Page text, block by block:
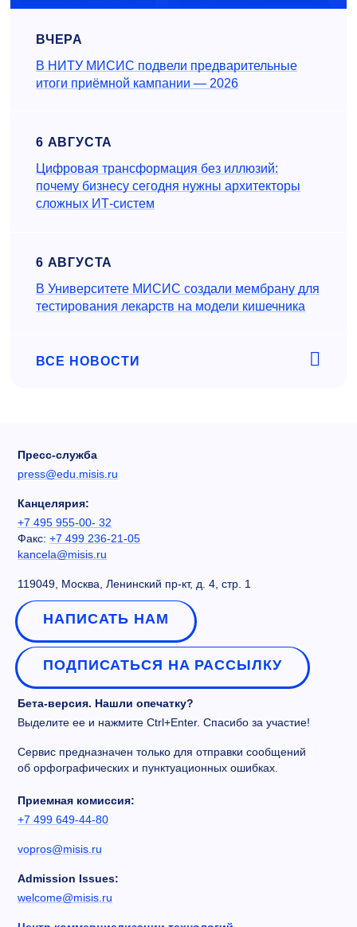
ВЧЕРА
В НИТУ МИСИС подвели предварительные
итоги приёмной кампании — 2026
6 АВГУСТА
Цифровая трансформация без иллюзий:
почему бизнесу сегодня нужны архитекторы
сложных ИТ-систем
6 АВГУСТА
В Университете МИСИС создали мембрану для
тестирования лекарств на модели кишечника
ВСЕ НОВОСТИ
Пресс-служба
press@edu.misis.ru
Канцелярия:
+7 495 955-00- 32
Факс: +7 499 236-21-05
kancela@misis.ru
119049, Москва, Ленинский пр-кт, д. 4, стр. 1
НАПИСАТЬ НАМ
ПОДПИСАТЬСЯ НА РАССЫЛКУ
Бета-версия. Нашли опечатку?
Выделите ее и нажмите Ctrl+Enter. Спасибо за участие!
Сервис предназначен только для отправки сообщений
об орфографических и пунктуационных ошибках.
Приемная комиссия:
+7 499 649-44-80
vopros@misis.ru
Admission Issues:
welcome@misis.ru